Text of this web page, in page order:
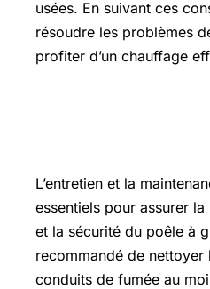
usées. En suivant ces
résoudre les problèmes
profiter d’un chauffage
L’entretien et la
essentiels pour assurer
et la sécurité du poêle à
recommandé de nettoyer
conduits de fumée au